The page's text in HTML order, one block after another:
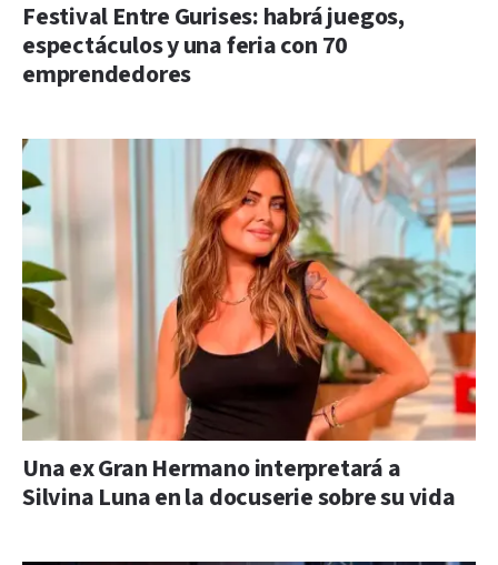
Festival Entre Gurises: habrá juegos,
espectáculos y una feria con 70
emprendedores
Una ex Gran Hermano interpretará a
Silvina Luna en la docuserie sobre su vida